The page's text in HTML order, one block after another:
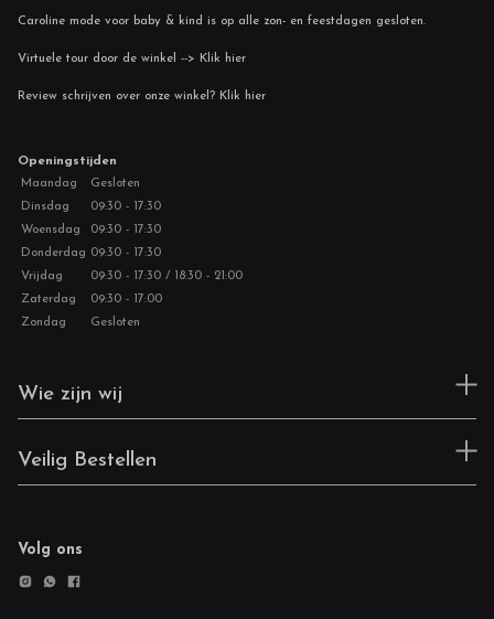
Caroline mode voor baby & kind is op alle zon- en feestdagen gesloten.
Virtuele tour door de winkel --> Klik hier
Review schrijven over onze winkel? Klik hier
Openingstijden
Maandag
Gesloten
Dinsdag
09:30 - 17:30
Woensdag
09:30 - 17:30
Donderdag 09:30 - 17:30
Vrijdag
09:30 - 17:30 / 18:30 - 21:00
Zaterdag
09:30 - 17:00
Zondag
Gesloten
Wie zijn wij
Veilig Bestellen
Volg ons